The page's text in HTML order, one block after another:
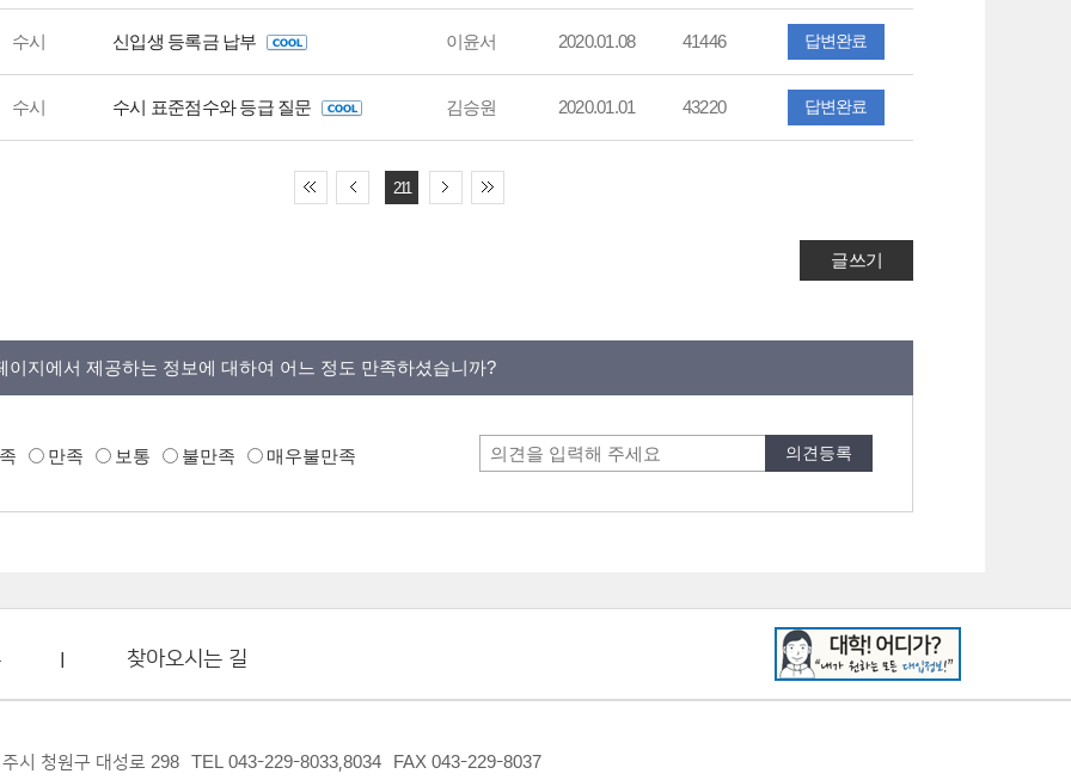
수시 신입생 등록금 납부 이윤서 2020.01.08 41446 답변완료
수시 수시 표준점수와 등급 질문 김승원 2020.01.01 43220 답변완료
211
글쓰기
이지에서 제공하는 정보에 대하여 어느 정도 만족하셨습니까?
만족 보통 불만족 매우불만족
찾아오시는 길
시 청원구 대성로 298 TEL 043-229-8033,8034 FAX 043-229-8037